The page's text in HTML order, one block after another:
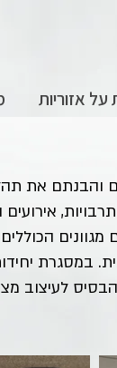
על אזוריות
והבנתם את
ה,20- ותולדות יפן
לעיצוב